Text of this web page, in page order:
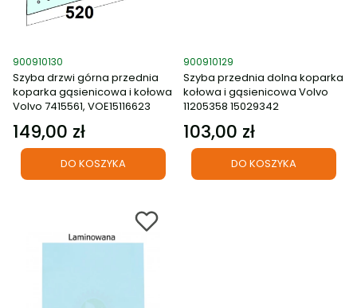
Kod produktu
900910130
Szyba drzwi górna przednia
koparka gąsienicowa i kołowa
Volvo 7415561, VOE15116623
Cena
149,00 zł
DO KOSZYKA
Kod produktu
900910129
Szyba przednia dolna koparka
kołowa i gąsienicowa Volvo
11205358 15029342
Cena
103,00 zł
DO KOSZYKA